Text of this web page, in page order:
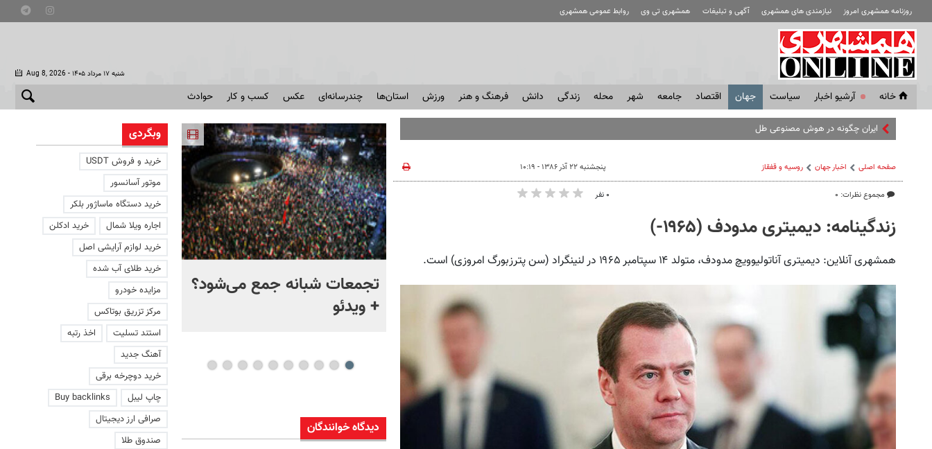
روزنامه همشهری امروز نیازمندی های همشهری آگهی و تبلیغات همشهری تی وی روابط عمومی همشهری
Aug 8, 2026 - شنبه ۱۷ مرداد ۱۴۰۵
خانه آرشیو اخبار سياست جهان اقتصاد جامعه شهر محله زندگی دانش فرهنگ و هنر ورزش استان‌ها چندرسانه‌ای عکس کسب و کار حوادث
ایران چگونه در هوش مصنوعی طلایی شد؟ | همه چیز در
صفحه اصلی اخبار جهان روسیه‌ و قفقاز
مجموع نظرات: ۰
پنجشنبه ۲۲ آذر ۱۳۸۶ - ۱۰:۱۹
۰ نفر
زندگینامه: دیمیتری مدودف (۱۹۶۵-)
همشهری آنلاین: دیمیتری آناتولیوویچ مدودف، متولد ۱۴ سپتامبر ۱۹۶۵ در لنینگراد (سن پترزبورگ امروزی) است.
به ترامپ هشدار دادند که
هرچه سریعتر از ایران خارج
تجمعات شبانه جمع می‌شود؟
+ ویدئو
مسئولان دولت واقعا با
تجمعات شبانه مخالف
ویدئو
دیدگاه خوانندگان
وبگردی
خرید و فروش USDT
موتور آسانسور
خرید دستگاه ماساژور بلکر
اجاره ویلا شمال
خرید ادکلن
خرید لوازم آرایشی اصل
خرید طلای آب شده
مزایده خودرو
مرکز تزریق بوتاکس
استند تسلیت
اخذ رتبه
آهنگ جدید
خرید دوچرخه برقی
چاپ لیبل
Buy backlinks
صرافی ارز دیجیتال
صندوق طلا